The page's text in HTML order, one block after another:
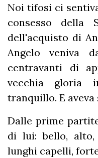
Noi tifosi ci
consesso della
dell'acquisto di
Angelo veniva
centravanti di
vecchia
tranquillo. E
Dalle prime
di lui: bello, alto,
lunghi capelli,